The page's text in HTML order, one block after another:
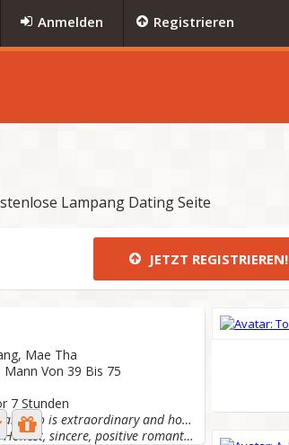
Anmelden Registrieren
Lampang Dating Seite
JETZT REGISTRIEREN!
Mae Tha
Von 39 Bis 75
7 Stunden
An ordinary woman who is extraordinary and honest.
I am single mum Honest, sincere, positive romantic Love...